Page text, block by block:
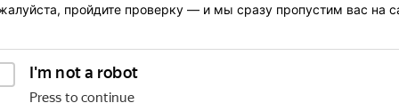
пройдите проверку — и мы сразу пропустим вас на